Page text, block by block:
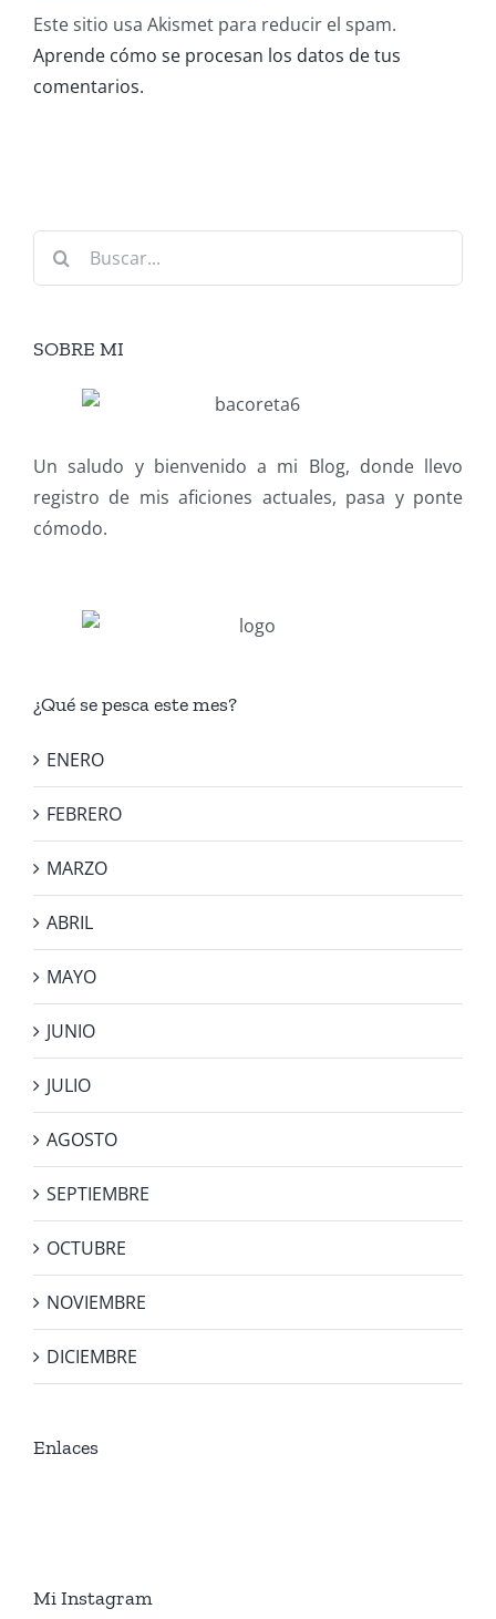
Este sitio usa Akismet para reducir el spam.
Aprende cómo se procesan los datos de tus
comentarios.
Buscar:
SOBRE MI
Un saludo y bienvenido a mi Blog, donde llevo
registro de mis aficiones actuales, pasa y ponte
cómodo.
¿Qué se pesca este mes?
ENERO
FEBRERO
MARZO
ABRIL
MAYO
JUNIO
JULIO
AGOSTO
SEPTIEMBRE
OCTUBRE
NOVIEMBRE
DICIEMBRE
Enlaces
Mi Instagram